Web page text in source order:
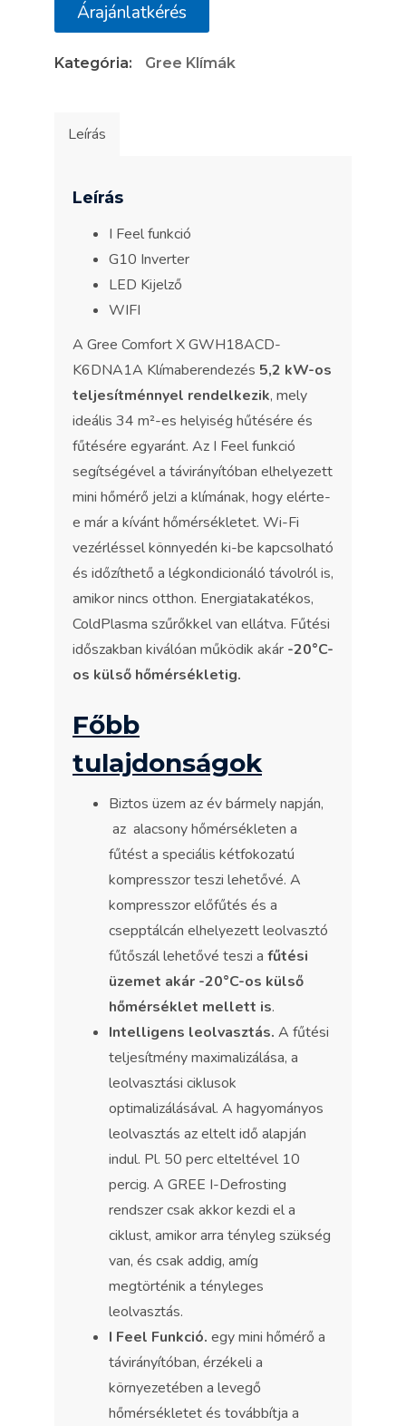
GWH18ACD-
mennyiség
Árajánlatkérés
Kategória: Gree Klímák
Leírás
Leírás
I Feel funkció
G10 Inverter
LED Kijelző
WIFI
A Gree Comfort X GWH18ACD-
K6DNA1A Klímaberendezés 5,2 kW-os
teljesítménnyel rendelkezik, mely
ideális 34 m²-es helyiség hűtésére és
fűtésére egyaránt. Az I Feel funkció
segítségével a távirányítóban elhelyezett
mini hőmérő jelzi a klímának, hogy elérte-
e már a kívánt hőmérsékletet. Wi-Fi
vezérléssel könnyedén ki-be kapcsolható
és időzíthető a légkondicionáló távolról is,
amikor nincs otthon. Energiatakatékos,
ColdPlasma szűrőkkel van ellátva. Fűtési
időszakban kiválóan működik akár -20°C-
os külső hőmérsékletig.
Főbb
tulajdonságok
Biztos üzem az év bármely napján,
az alacsony hőmérsékleten a
fűtést a speciális kétfokozatú
kompresszor teszi lehetővé. A
kompresszor előfűtés és a
csepptálcán elhelyezett leolvasztó
fűtőszál lehetővé teszi a fűtési
üzemet akár -20°C-os külső
hőmérséklet mellett is.
Intelligens leolvasztás. A fűtési
teljesítmény maximalizálása, a
leolvasztási ciklusok
optimalizálásával. A hagyományos
leolvasztás az eltelt idő alapján
indul. Pl. 50 perc elteltével 10
percig. A GREE I-Defrosting
rendszer csak akkor kezdi el a
ciklust, amikor arra tényleg szükség
van, és csak addig, amíg
megtörténik a tényleges
leolvasztás.
I Feel Funkció. egy mini hőmérő a
távirányítóban, érzékeli a
környezetében a levegő
hőmérsékletet és továbbítja a